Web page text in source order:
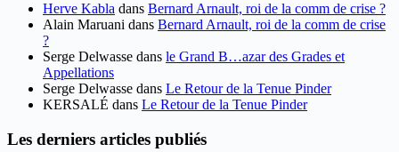
Herve Kabla dans Bernard Arnault, roi de la comm de crise ?
Alain Maruani dans Bernard Arnault, roi de la comm de crise
?
Serge Delwasse dans le Grand B…azar des Grades et
Appellations
Serge Delwasse dans Le Retour de la Tenue Pinder
KERSALÉ dans Le Retour de la Tenue Pinder
Les derniers articles publiés